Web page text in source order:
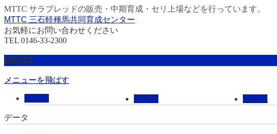
MTTC サラブレッドの販売・中期育成・セリ上場などを行っています。
MTTC 三石軽種馬共同育成センター
お気軽にお問い合わせください
TEL 0146-33-2300
MENU
メニューを飛ばす
HOME 販売馬 管理馬
データ